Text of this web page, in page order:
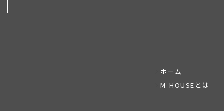
ホーム
M-HOUSEとは